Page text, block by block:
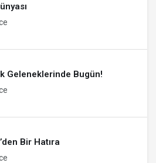
Geleneklerinde Bugün!
Bir Hatıra